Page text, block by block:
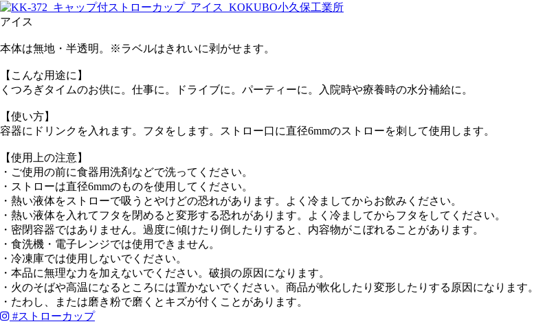
アイス
本体は無地・半透明。※ラベルはきれいに剥がせます。
【こんな用途に】
くつろぎタイムのお供に。仕事に。ドライブに。パーティーに。入院時や療養時の水分補給に。
【使い方】
容器にドリンクを入れます。フタをします。ストロー口に直径6mmのストローを刺して使用します。
【使用上の注意】
・ご使用の前に食器用洗剤などで洗ってください。
・ストローは直径6mmのものを使用してください。
・熱い液体をストローで吸うとやけどの恐れがあります。よく冷ましてからお飲みください。
・熱い液体を入れてフタを閉めると変形する恐れがあります。よく冷ましてからフタをしてください。
・密閉容器ではありません。過度に傾けたり倒したりすると、内容物がこぼれることがあります。
・食洗機・電子レンジでは使用できません。
・冷凍庫では使用しないでください。
・本品に無理な力を加えないでください。破損の原因になります。
・火のそばや高温になるところには置かないでください。商品が軟化したり変形したりする原因になります。
・たわし、または磨き粉で磨くとキズが付くことがあります。
#ストローカップ